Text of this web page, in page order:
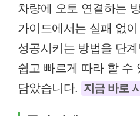
차량에 오토 연결하는
가이드에서는 실패 없
성공시키는 방법을 단
쉽고 빠르게 따라 할 수
담았습니다. 지금 바로